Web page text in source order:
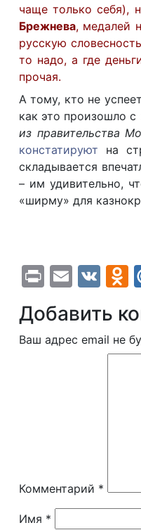
чаще только себя),
Брежнева, медалей
русскую
то надо, а где
прочая.
А тому, кто не
как это произошло
из правительства
констатируют на
складывается
– им удивительно,
«ширму» для
PrintEmail
VK
Добавить
Ваш адрес email не
Комментарий *
Имя *